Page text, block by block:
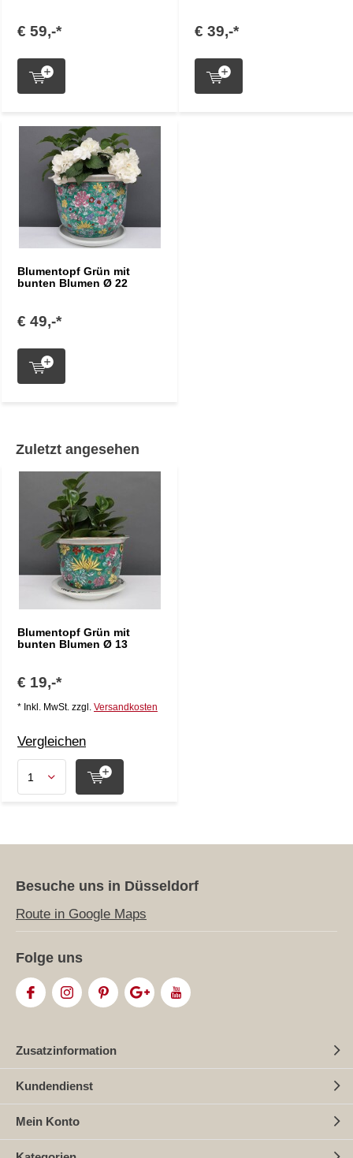
€ 59,-* € 39,-*
Blumentopf Grün mit
bunten Blumen Ø 22
€ 49,-*
Zuletzt angesehen
Blumentopf Grün mit
bunten Blumen Ø 13
€ 19,-*
* Inkl. MwSt. zzgl. Versandkosten
Vergleichen
Besuche uns in Düsseldorf
Route in Google Maps
Folge uns
Zusatzinformation
Kundendienst
Mein Konto